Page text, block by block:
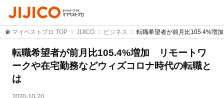
マイベストプロ TOP JIJICO ビジネス 転職希望者が前月比105.4%増
転職希望者が前月比105.4%増加 リモートワ
ークや在宅勤務などウィズコロナ時代の転職と
は